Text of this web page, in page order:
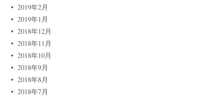
2019年2月
2019年1月
2018年12月
2018年11月
2018年10月
2018年9月
2018年8月
2018年7月